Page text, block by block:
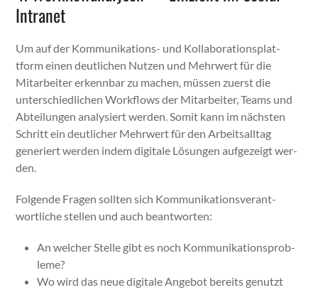
Intranet
Um auf der Kom­mu­nika­tions- und Kol­lab­o­ra­tionsplat­
tform einen deut­lichen Nutzen und Mehrw­ert für die
Mitar­beit­er erkennbar zu machen, müssen zuerst die
unter­schiedlichen Work­flows der Mitar­beit­er, Teams und
Abteilun­gen analysiert wer­den. Somit kann im näch­sten
Schritt ein deut­lich­er Mehrw­ert für den Arbeit­sall­t­ag
gener­iert wer­den indem dig­i­tale Lösun­gen aufgezeigt wer­
den.
Fol­gende Fra­gen soll­ten sich Kom­mu­nika­tionsver­ant­
wortliche stellen und auch beant­worten:
An welch­er Stelle gibt es noch Kom­mu­nika­tion­sprob­
leme?
Wo wird das neue dig­i­tale Ange­bot bere­its genutzt